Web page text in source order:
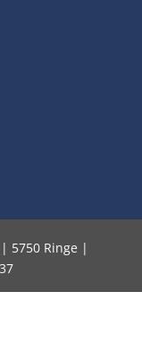
5750 Ringe |